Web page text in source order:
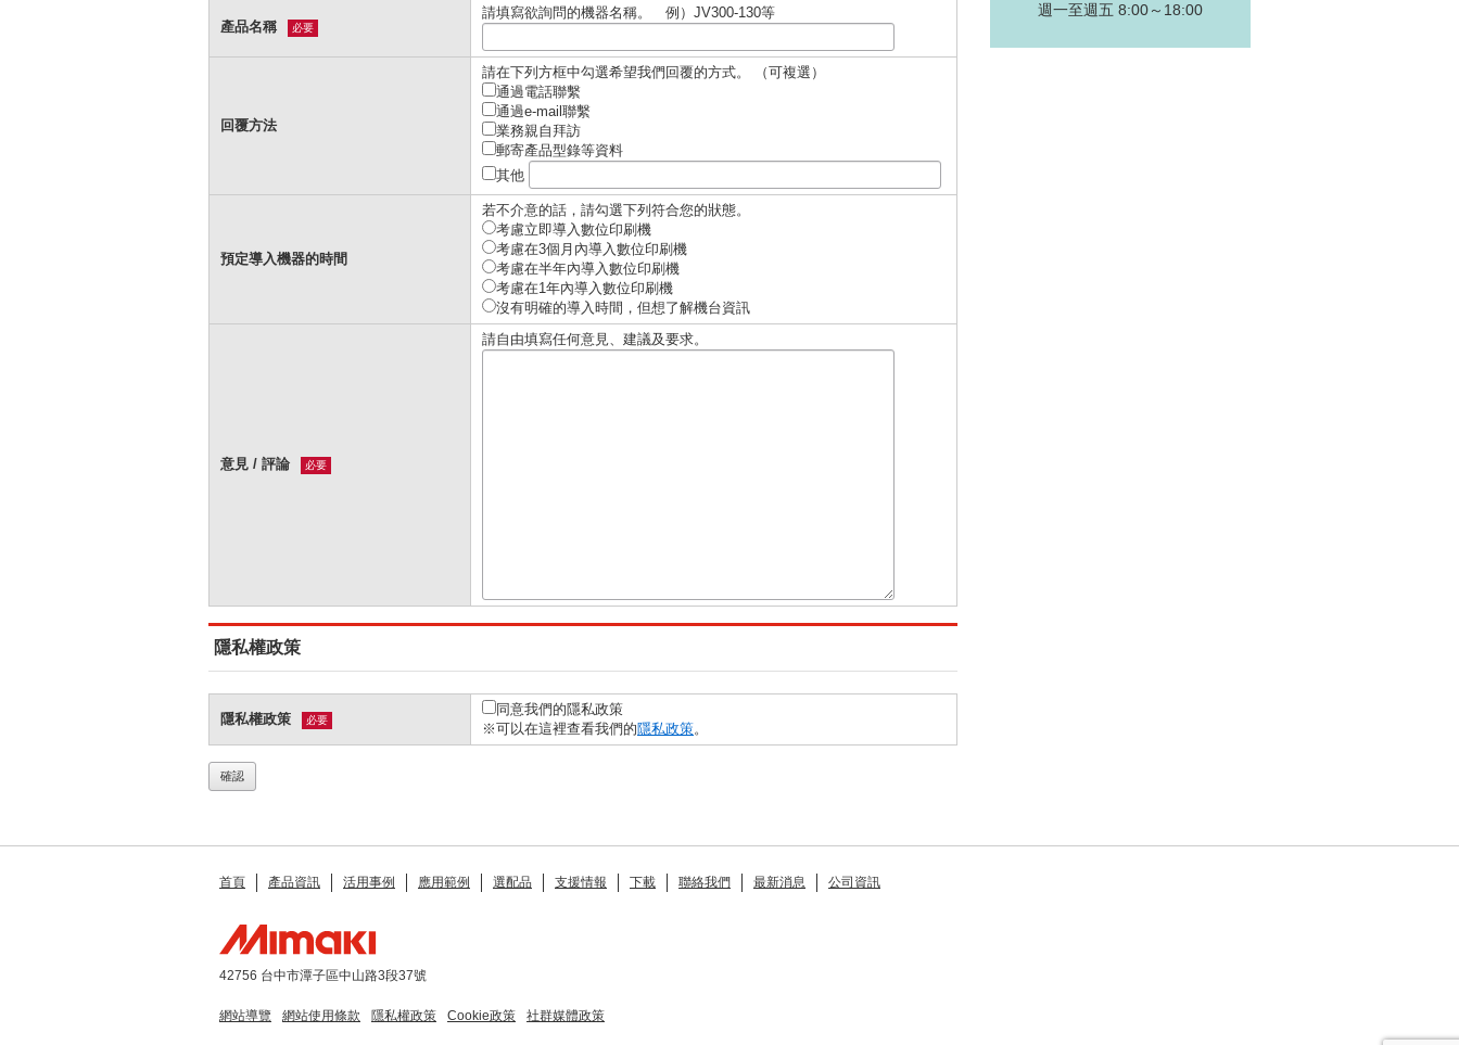
產品名稱 必要
請填寫欲詢問的機器名稱。 例）JV300-130等
回覆方法
請在下列方框中勾選希望我們回覆的方式。 （可複選）
通過電話聯繫
通過e-mail聯繫
業務親自拜訪
郵寄產品型錄等資料
其他
預定導入機器的時間
若不介意的話，請勾選下列符合您的狀態。
考慮立即導入數位印刷機
考慮在3個月內導入數位印刷機
考慮在半年內導入數位印刷機
考慮在1年內導入數位印刷機
沒有明確的導入時間，但想了解機台資訊
意見 / 評論 必要
請自由填寫任何意見、建議及要求。
隱私權政策
隱私權政策 必要
同意我們的隱私政策
※可以在這裡查看我們的隱私政策。
週一至週五 8:00～18:00
首頁 產品資訊 活用事例 應用範例 選配品 支援情報 下載 聯絡我們 最新消息 公司資訊
42756 台中市潭子區中山路3段37號
網站導覽 網站使用條款 隱私權政策 Cookie政策 社群媒體政策